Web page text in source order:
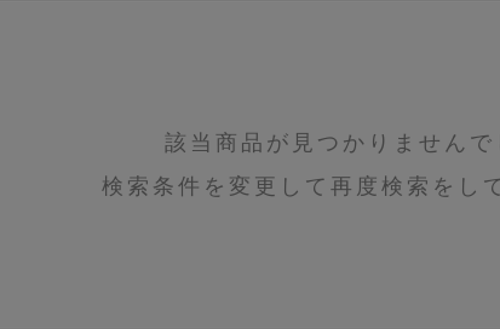
該当商品が見つかりませんで
検索条件を変更して再度検索をし